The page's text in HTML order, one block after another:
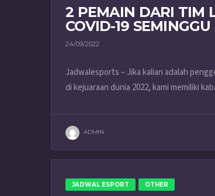
2 PEMAIN DARI TIM
COVID-19
24/09/2022
Jadwalesports – Jika kalian adalah
di kejuaraan dunia 2022, kami memiliki
ADMIN
JADWAL ESPORT OTHER